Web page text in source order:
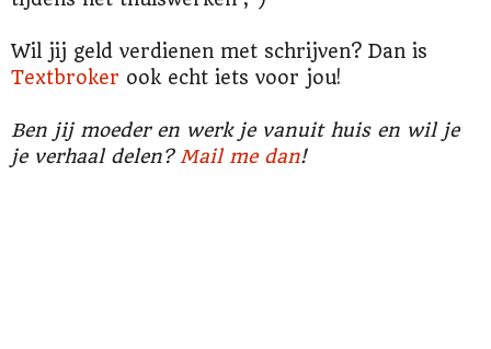
Wil jij geld verdienen met schrijven? Dan is
Textbroker ook echt iets voor jou!
Ben jij moeder en werk je vanuit huis en wil je
je verhaal delen? Mail me dan!